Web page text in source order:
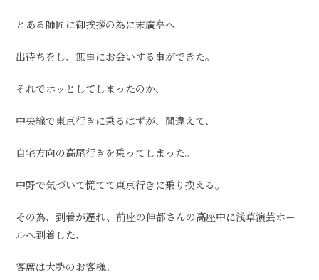
とある師匠に御挨拶の為に末廣亭へ
出待ちをし、無事にお会いする事ができた。
それでホッとしてしまったのか、
中央線で東京行きに乗るはずが、間違えて、
自宅方向の高尾行きを乗ってしまった。
中野で気づいて慌てて東京行きに乗り換える。
その為、到着が遅れ、前座の伸都さんの高座中に浅草演芸ホー
ルへ到着した、
客席は大勢のお客様。